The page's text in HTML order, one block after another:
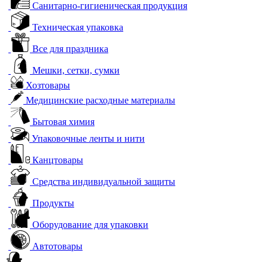
Санитарно-гигиеническая продукция
Техническая упаковка
Все для праздника
Мешки, сетки, сумки
Хозтовары
Медицинские расходные материалы
Бытовая химия
Упаковочные ленты и нити
Канцтовары
Средства индивидуальной защиты
Продукты
Оборудование для упаковки
Автотовары